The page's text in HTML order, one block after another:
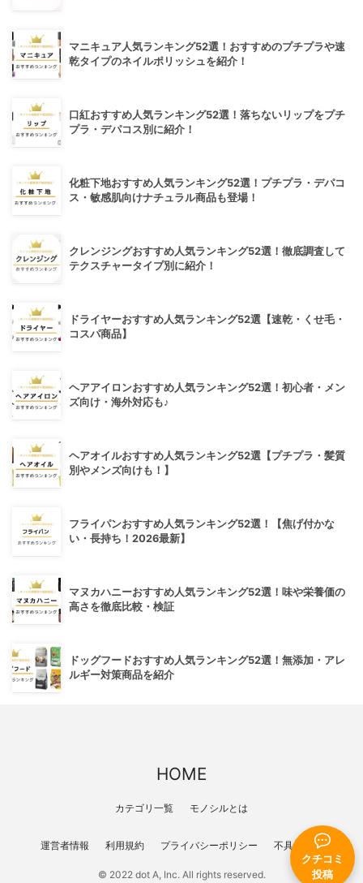
クチコミ
投稿
マニキュア人気ランキング52選！おすすめのプチプラや速
乾タイプのネイルポリッシュを紹介！
口紅おすすめ人気ランキング52選！落ちないリップをプチ
プラ・デパコス別に紹介！
化粧下地おすすめ人気ランキング52選！プチプラ・デパコ
ス・敏感肌向けナチュラル商品も登場！
クレンジングおすすめ人気ランキング52選！徹底調査して
テクスチャータイプ別に紹介！
ドライヤーおすすめ人気ランキング52選【速乾・くせ毛・
コスパ商品】
ヘアアイロンおすすめ人気ランキング52選！初心者・メン
ズ向け・海外対応も♪
ヘアオイルおすすめ人気ランキング52選【プチプラ・髪質
別やメンズ向けも！】
フライパンおすすめ人気ランキング52選！【焦げ付かな
い・長持ち！2026最新】
マヌカハニーおすすめ人気ランキング52選！味や栄養価の
高さを徹底比較・検証
ドッグフードおすすめ人気ランキング52選！無添加・アレ
ルギー対策商品を紹介
HOME
カテゴリ一覧 モノシルとは
運営者情報 利用規約 プライバシーポリシー 不具合報告
© 2022 dot A, Inc. All rights reserved.